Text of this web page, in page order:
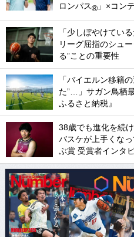
ロンパス® 」×コン
「少しぼやけてい
リーグ屈指のシュ
る”ことの重要性
「バイエルン移籍
た”…」サガン鳥栖
ふるさと納税』
38歳でも進化を続
バスケが上手くな
ぶ賞 受賞者インタビ